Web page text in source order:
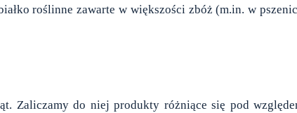
roślinne zawarte w większości zbóż (m.in. w
Zaliczamy do niej produkty różniące się pod